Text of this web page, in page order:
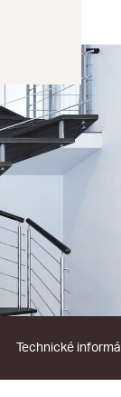
Technické